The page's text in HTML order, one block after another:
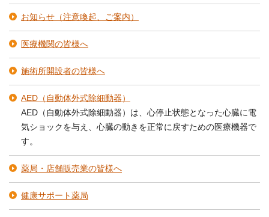
お知らせ（注意喚起、ご案内）
医療機関の皆様へ
施術所開設者の皆様へ
AED（自動体外式除細動器）
AED（自動体外式除細動器）は、心停止状態となった心臓に電
気ショックを与え、心臓の動きを正常に戻すための医療機器で
す。
薬局・店舗販売業の皆様へ
健康サポート薬局